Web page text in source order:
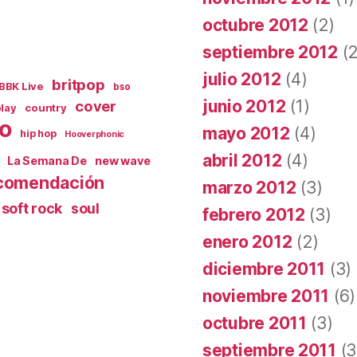
Live britpop bso
country cover
hip hop Hooverphonic
La Semana De new wave
soft rock soul
octubre 2012 (2)
septiembre 2012
julio 2012 (4)
junio 2012 (1)
mayo 2012 (4)
abril 2012 (4)
marzo 2012 (3)
febrero 2012 (3)
enero 2012 (2)
diciembre 2011 (3)
noviembre 2011 (6)
octubre 2011 (3)
septiembre 2011